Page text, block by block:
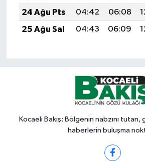
24 Ağu Pts
04:42 06:08
25 Ağu Sal
04:43 06:09
Kocaeli Bakış: Bölgenin nabzını tutan,
haberlerin buluşma